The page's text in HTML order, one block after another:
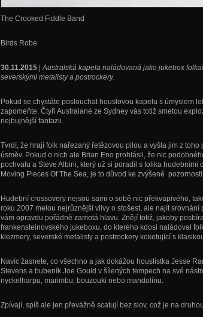
The Crooked Fiddle Band
Birds Robe
30.11.2015|Australská kapela naládovaná jako jukebox
severskými metalisty a postrockery.
Pokud se chystáte poslouchat houslovou kapelu s úmyslem
zapomeňte. Čtyři Australané ze Sydney vás totiž smetou
nejbujnější fantazii.
Tvrdí, že hrají folk nařezaný řetězovou pilou a vyšla jim z
úsměv. Pokud o nich ale Brian Eno prohlásil, že nic
pochvalu a Steve Albini, který už si poradil s tolika
Moving Pieces Of The Sea, je to důvod ke zvýšené
Hudební crossovery nejsou sami o sobě nic překvapivého,
roku 2007 melou nejrůznější vlivy o stošest, ale najít
vám opravdu pořádně zamotá hlavu. Znějí totiž, jakoby
frankensteinovského jukeboxu, do kterého kdosi naládoval
klezmery, severské metalisty a postrockery koketující s
Navíc žasnete, co všechno a jak dokážou houslistka Jesse
Stevens a bubeník Joe Gould v šílených tempech na své
nyckelharpu, marimbu, bouzouki nebo mandolínu.
Zpívají, spíš ale jen převážně scatují bez slov, což je na